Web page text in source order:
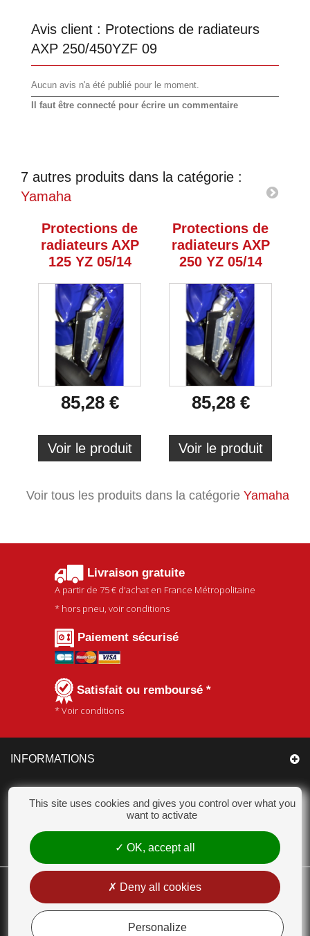
Avis client : Protections de radiateurs
AXP 250/450YZF 09
Aucun avis n'a été publié pour le moment.
Il faut être connecté pour écrire un commentaire
7 autres produits dans la catégorie :
Yamaha
Protections de
radiateurs AXP
125 YZ 05/14
85,28 €
Voir le produit
Protections de
radiateurs AXP
250 YZ 05/14
85,28 €
Voir le produit
Voir tous les produits dans la catégorie Yamaha
Livraison gratuite
A partir de 75 € d'achat en France Métropolitaine
* hors pneu, voir conditions
Paiement sécurisé
Satisfait ou remboursé *
* Voir conditions
INFORMATIONS
CATÉGORIES
MON COMPTE
CHAMPION ACCESSOIRES
18 Chemin des Bas Jardins 51530 DIZY - Tél. : 03 26 55 99 63 - E-mail :
contact@champion-accessoires.com
This site uses cookies and gives you control over what you
want to activate
OK, accept all
Deny all cookies
Personalize